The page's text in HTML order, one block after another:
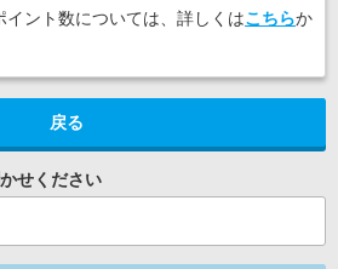
イント数については、詳しくはこちらか
戻る
せください